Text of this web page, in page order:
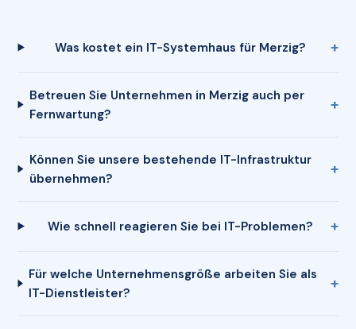
Was kostet ein IT-Systemhaus für Merzig?
Betreuen Sie Unternehmen in Merzig auch per
Fernwartung?
Können Sie unsere bestehende IT-Infrastruktur
übernehmen?
Wie schnell reagieren Sie bei IT-Problemen?
Für welche Unternehmensgröße arbeiten Sie als
IT-Dienstleister?